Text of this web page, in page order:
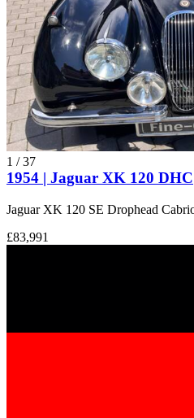
1 /37
1954 | Jaguar XK 120 DHC
Jaguar XK 120 SE Drophead
£83,991